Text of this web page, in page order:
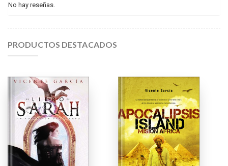
No hay reseñas.
PRODUCTOS DESTACADOS